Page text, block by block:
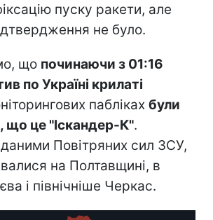
пуску ракети, але
не було.
що починаючи з 01:16
по Україні крилаті
пабліках були
що це "Іскандер-К".
Повітряних сил ЗСУ,
на Полтавщині, в
і північніше Черкас.